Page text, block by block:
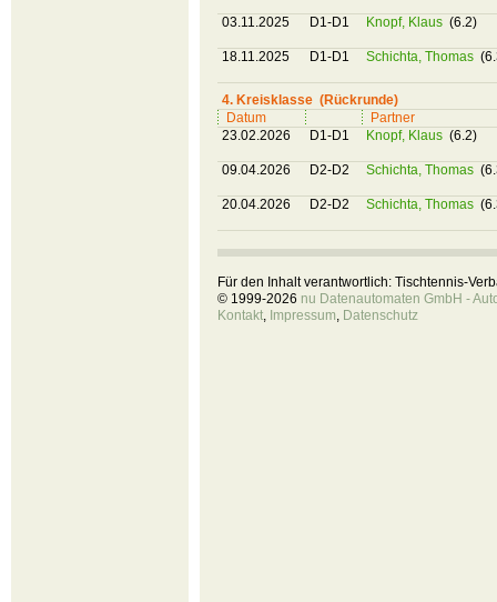
03.11.2025 D1-D1 Knopf, Klaus (6.2)
18.11.2025 D1-D1 Schichta, Thomas
4. Kreisklasse (Rückrunde)
Datum
Partner
23.02.2026
D1-D1 Knopf, Klaus (6.2)
09.04.2026 D2-D2 Schichta, Thomas
20.04.2026 D2-D2 Schichta, Thomas
Für den Inhalt verantwortlich: Tischtennis-
© 1999-2026 nu Datenautomaten GmbH -
Kontakt, Impressum, Datenschutz